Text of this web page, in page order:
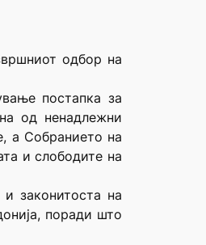
одбор на
постапка за
од ненадлежни
а Собранието на
и слободите на
законитоста на
поради што